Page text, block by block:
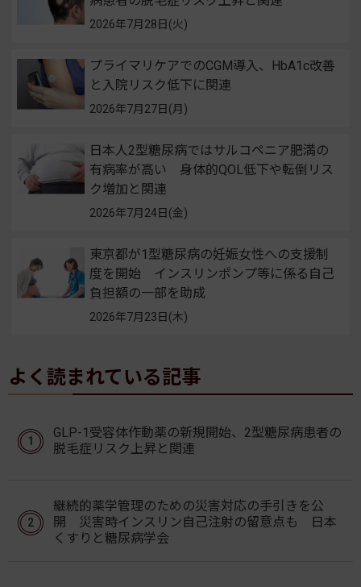
2026年7月28日(火)
プライマリケアでのCGM導入、HbA1c改善
と入院リスク低下に関連
2026年7月27日(月)
日本人2型糖尿病ではサルコペニア肥満の
有病率が高い 身体的QOL低下や転倒リス
ク増加と関連
2026年7月24日(金)
東京都が1型糖尿病の妊娠女性への支援制
度を開始 インスリンポンプ等に係る自己
負担額の一部を助成
2026年7月23日(木)
よく読まれている記事
GLP-1受容体作動薬の新規開始、2型糖尿病患者の
脱毛症リスク上昇と関連
継続的薬学管理のための災害対応の手引きを公
開 災害時インスリン自己注射の留意点も 日本
くすりと糖尿病学会